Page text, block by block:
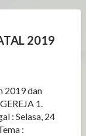
2019
2019 dan
1.
: Selasa, 24
: